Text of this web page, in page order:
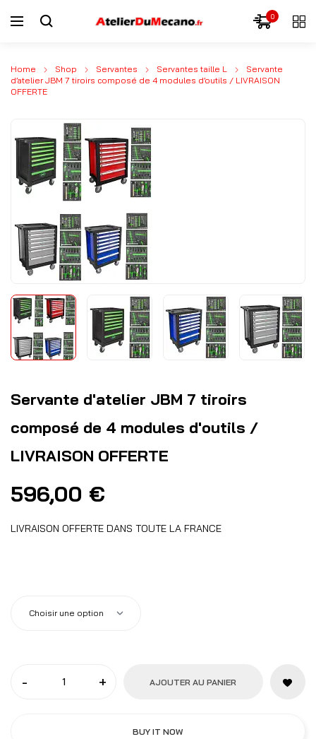
0
Home Shop Servantes Servantes taille L
Servante
d’atelier JBM 7 tiroirs composé de 4 modules d’outils / LIVRAISON
OFFERTE
Servante d'atelier JBM 7 tiroirs
composé de 4 modules d'outils /
LIVRAISON OFFERTE
596,00 €
LIVRAISON OFFERTE DANS TOUTE LA FRANCE
- + AJOUTER AU PANIER
BUY IT NOW